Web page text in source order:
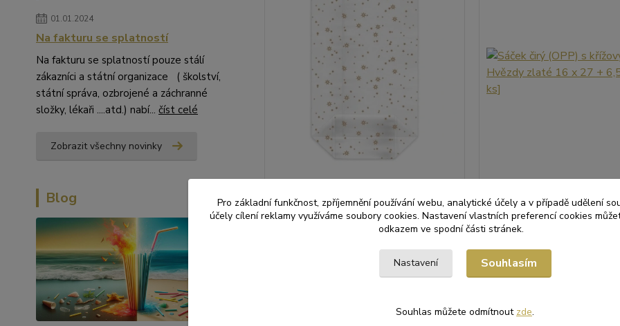
01.01.2024
Na fakturu se splatností
Na fakturu se splatností pouze stálí
zákazníci a státní organizace ( školství,
státní správa, ozbrojené a záchranné
složky, lékaři ....atd.) nabí... číst celé
Zobrazit všechny novinky
Blog
Hvězdy zlaté 18 x 30 + 7,5 cm [100 ks]
Celofánový sáček se zlatými hvězdami –
18 x 30 cm Elegantní průhledný sáček s
dárkové balení, cukrovinky, pečivo nebo
čajové směsi. Kvalitní BOPP fólie
(Tatrafán) zajišťuje bezpečný kontakt s
Vlastnosti: Luxusní design se zlatými h...
Hvězdy zlaté 16 x 27 + 6,5
Celofánový sáček se zlatými
16 x 27 cm Elegantní
pro dárkové balení, cukrovinky,
nebo čajové směsi. Vysoce
fólie (Tatrafán) zajišťuje
Luxusní design se ...
Pro základní funkčnost, zpříjemnění používání webu, analytické účely a v případě udělení
účely cílení reklamy využíváme soubory cookies. Nastavení vlastních preferencí cookies
odkazem ve spodní části stránek.
Nastavení Souhlasím
Souhlas můžete odmítnout zde.